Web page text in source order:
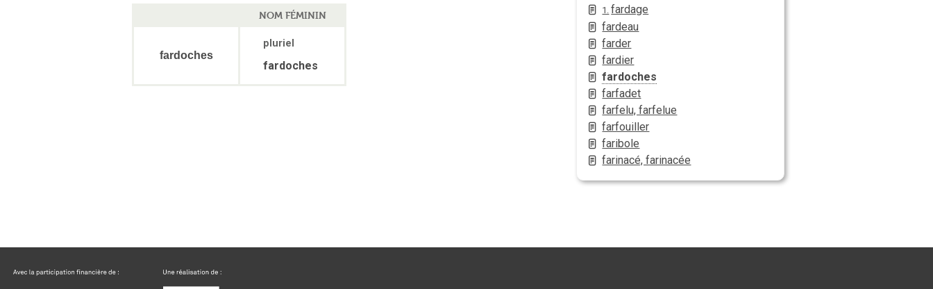
NOM FÉMININ
fardoches
pluriel
fardoches
1. fardage
fardeau
farder
fardier
fardoches
farfadet
farfelu, farfelue
farfouiller
faribole
farinacé, farinacée